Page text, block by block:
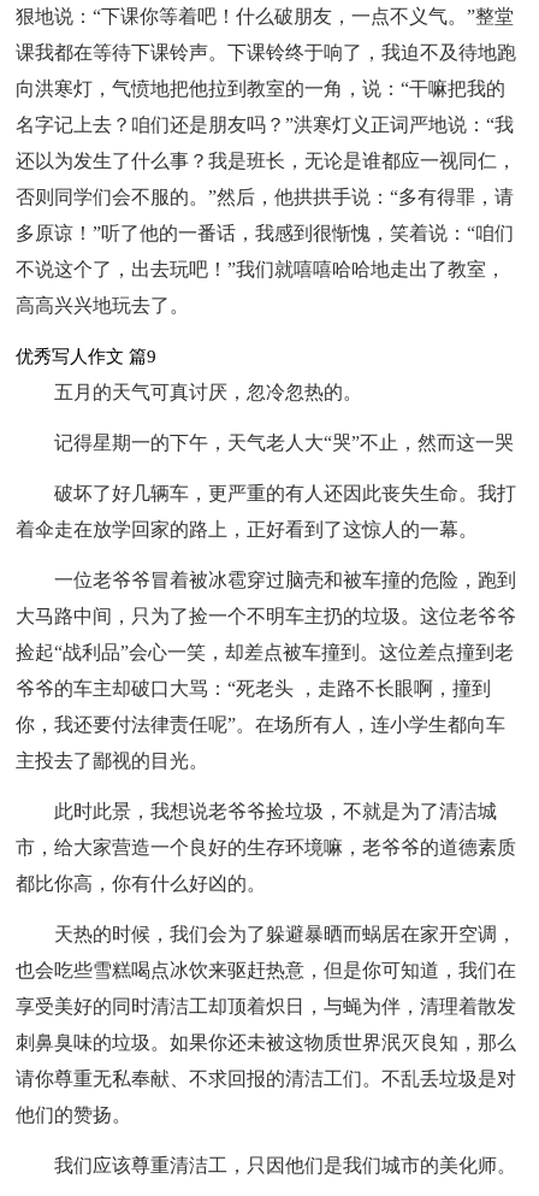
狠地说：“下课你等着吧！什么破朋友，一点不义气。”整堂
课我都在等待下课铃声。下课铃终于响了，我迫不及待地跑
向洪寒灯，气愤地把他拉到教室的一角，说：“干嘛把我的
名字记上去？咱们还是朋友吗？”洪寒灯义正词严地说：“我
还以为发生了什么事？我是班长，无论是谁都应一视同仁，
否则同学们会不服的。”然后，他拱拱手说：“多有得罪，请
多原谅！”听了他的一番话，我感到很惭愧，笑着说：“咱们
不说这个了，出去玩吧！”我们就嘻嘻哈哈地走出了教室，
高高兴兴地玩去了。
优秀写人作文 篇9
五月的天气可真讨厌，忽冷忽热的。
记得星期一的下午，天气老人大“哭”不止，然而这一哭
破坏了好几辆车，更严重的有人还因此丧失生命。我打
着伞走在放学回家的路上，正好看到了这惊人的一幕。
一位老爷爷冒着被冰雹穿过脑壳和被车撞的危险，跑到
大马路中间，只为了捡一个不明车主扔的垃圾。这位老爷爷
捡起“战利品”会心一笑，却差点被车撞到。这位差点撞到老
爷爷的车主却破口大骂：“死老头 ，走路不长眼啊，撞到
你，我还要付法律责任呢”。在场所有人，连小学生都向车
主投去了鄙视的目光。
此时此景，我想说老爷爷捡垃圾，不就是为了清洁城
市，给大家营造一个良好的生存环境嘛，老爷爷的道德素质
都比你高，你有什么好凶的。
天热的时候，我们会为了躲避暴晒而蜗居在家开空调，
也会吃些雪糕喝点冰饮来驱赶热意，但是你可知道，我们在
享受美好的同时清洁工却顶着炽日，与蝇为伴，清理着散发
刺鼻臭味的垃圾。如果你还未被这物质世界泯灭良知，那么
请你尊重无私奉献、不求回报的清洁工们。不乱丢垃圾是对
他们的赞扬。
我们应该尊重清洁工，只因他们是我们城市的美化师。